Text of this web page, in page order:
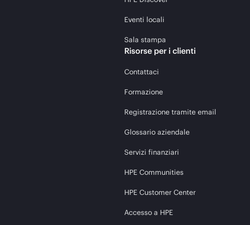
Eventi locali
Sala stampa
Risorse per i clienti
Contattaci
Formazione
Registrazione tramite email
Glossario aziendale
Servizi finanziari
HPE Communities
HPE Customer Center
Accesso a HPE